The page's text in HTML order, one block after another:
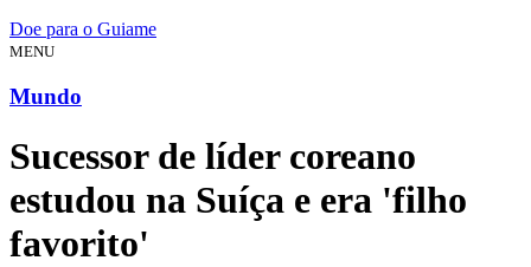
Doe para o Guiame
MENU
Mundo
Sucessor de líder coreano
estudou na Suíça e era 'filho
favorito'